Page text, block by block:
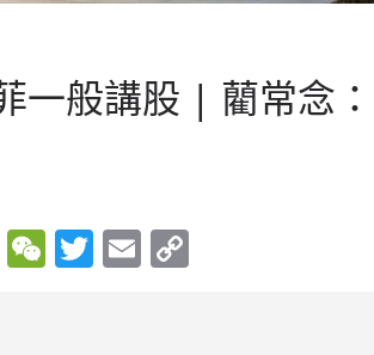
一般講股 | 藺常念
Li W T E